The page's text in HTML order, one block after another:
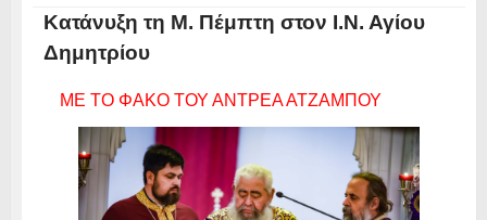
Κατάνυξη τη Μ. Πέμπτη στον Ι.Ν. Αγίου
Δημητρίου
ΜΕ ΤΟ ΦΑΚΟ ΤΟΥ ΑΝΤΡΕΑ ΑΤΖΑΜΠΟΥ